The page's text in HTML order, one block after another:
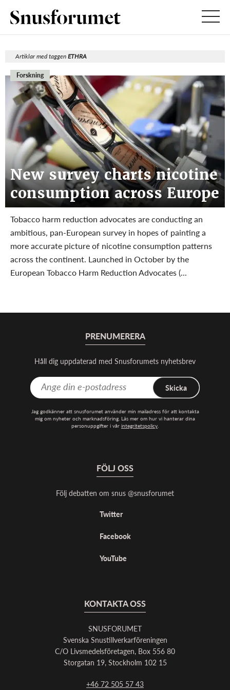
Artiklar med taggenETHRA
Forskning
New survey charts nicotine
consumption across Europe
Tobacco harm reduction advocates are conducting an
ambitious, pan-European survey in hopes of painting a
more accurate picture of nicotine consumption patterns
across the continent. Launched in October by the
European Tobacco Harm Reduction Advocates (...
PRENUMERERA
Håll dig uppdaterad med Snusforumets nyhetsbrev
Skicka
Jag godkänner att snusforumet använder min mailadress för att kontakta
mig om nyheter och marknadsföring. Läs mer om hur vi hanterar dina
personuppgifter i vår integritetspolicy.
FÖLJ OSS
Följ debatten om snus @snusforumet
Twitter
Facebook
YouTube
KONTAKTA OSS
SNUSFORUMET
Svenska Snustillverkarföreningen
C/O Livsmedelsföretagen, Box 556 80
Storgatan 19, Stockholm 102 15
+46 72 505 57 43